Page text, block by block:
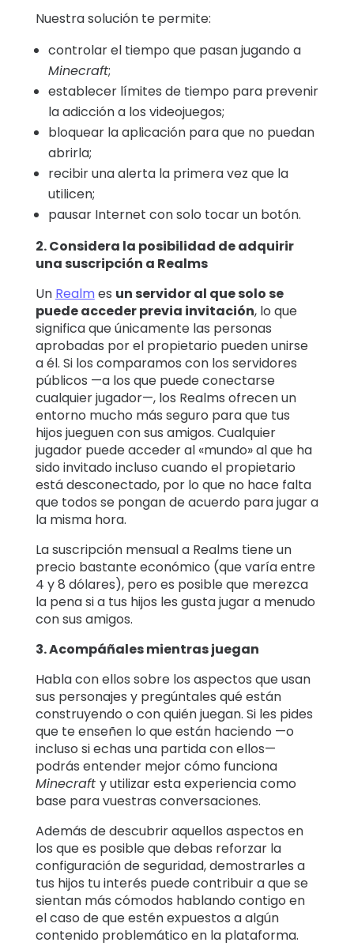
Nuestra solución te permite:
controlar el tiempo que pasan jugando a
Minecraft;
establecer límites de tiempo para prevenir
la adicción a los videojuegos;
bloquear la aplicación para que no puedan
abrirla;
recibir una alerta la primera vez que la
utilicen;
pausar Internet con solo tocar un botón.
2. Considera la posibilidad de adquirir
una suscripción a Realms
Un Realm es un servidor al que solo se
puede acceder previa invitación, lo que
significa que únicamente las personas
aprobadas por el propietario pueden unirse
a él. Si los comparamos con los servidores
públicos —a los que puede conectarse
cualquier jugador—, los Realms ofrecen un
entorno mucho más seguro para que tus
hijos jueguen con sus amigos. Cualquier
jugador puede acceder al «mundo» al que ha
sido invitado incluso cuando el propietario
está desconectado, por lo que no hace falta
que todos se pongan de acuerdo para jugar a
la misma hora.
La suscripción mensual a Realms tiene un
precio bastante económico (que varía entre
4 y 8 dólares), pero es posible que merezca
la pena si a tus hijos les gusta jugar a menudo
con sus amigos.
3. Acompáñales mientras juegan
Habla con ellos sobre los aspectos que usan
sus personajes y pregúntales qué están
construyendo o con quién juegan. Si les pides
que te enseñen lo que están haciendo —o
incluso si echas una partida con ellos—
podrás entender mejor cómo funciona
Minecraft y utilizar esta experiencia como
base para vuestras conversaciones.
Además de descubrir aquellos aspectos en
los que es posible que debas reforzar la
configuración de seguridad, demostrarles a
tus hijos tu interés puede contribuir a que se
sientan más cómodos hablando contigo en
el caso de que estén expuestos a algún
contenido problemático en la plataforma.